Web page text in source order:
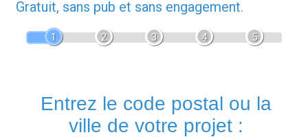
Gratuit, sans pub et sans engagement.
1 2 3 4 5
Entrez le code postal ou la
ville de votre projet :